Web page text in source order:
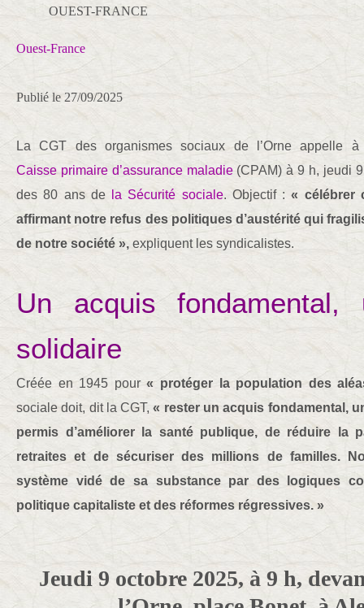
OUEST-FRANCE
Ouest-France
Publié le 27/09/2025
La CGT des organismes sociaux de l’Orne appelle
Caisse primaire d’assurance maladie(CPAM) à 9 h, jeudi 9
des 80 ans de
la Sécurité sociale. Objectif :« célébrer
affirmant notre refus des politiques d’austérité qui
de notre société », expliquent les syndicalistes.
Un acquis fondamental,
solidaire
Créée en 1945 pour« protéger la population des
sociale doit, dit la CGT,« rester un acquis fondamental,
permis d’améliorer la santé publique, de réduire la
retraites et de sécuriser des millions de familles.
système vidé de sa substance par des logiques
politique capitaliste et des réformes régressives. »
Jeudi 9 octobre 2025, à 9 h,